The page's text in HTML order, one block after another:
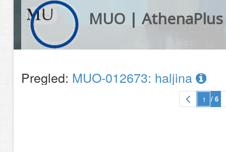
MUO | AthenaPlus
Pregled: MUO-012673: haljina
/ 6